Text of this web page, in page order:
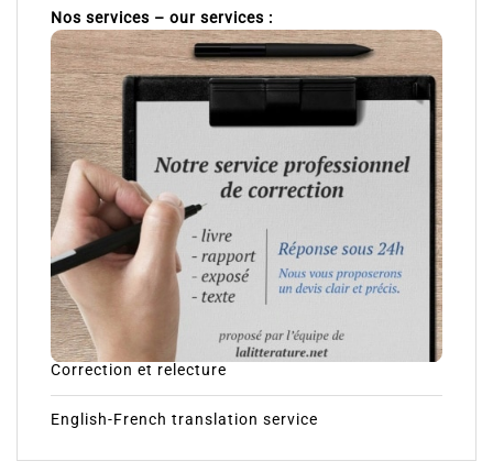
Nos services – our services :
Correction et relecture
English-French translation service